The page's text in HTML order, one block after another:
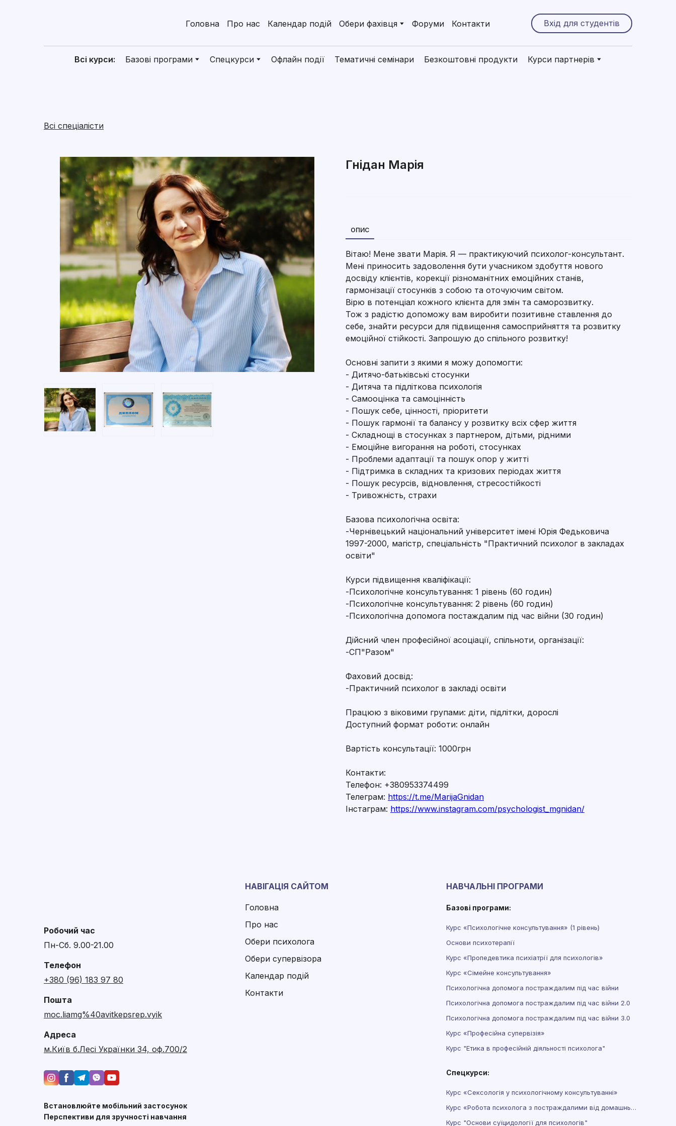
Головна Про нас Календар подій Обери фахівця Форуми Контакти Вхід для студентів
Всі курси: Базові програми Спецкурси Офлайн події Тематичні семінари Безкоштовні продукти Курси партнерів
Всі спеціалісти
Гнідан Марія
ОПИС
Вітаю! Мене звати Марія. Я — практикуючий психолог-консультант.
Мені приносить задоволення бути учасником здобуття нового
досвіду клієнтів, корекції різноманітних емоційних станів,
гармонізації стосунків з собою та оточуючим світом.
Вірю в потенціал кожного клієнта для змін та саморозвитку.
Тож з радістю допоможу вам виробити позитивне ставлення до
себе, знайти ресурси для підвищення самосприйняття та розвитку
емоційної стійкості. Запрошую до спільного розвитку!
Основні запити з якими я можу допомогти:
- Дитячо-батьківські стосунки
- Дитяча та підліткова психологія
- Самооцінка та самоцінність
- Пошук себе, цінності, пріоритети
- Пошук гармонії та балансу у розвитку всіх сфер життя
- Складнощі в стосунках з партнером, дітьми, рідними
- Емоційне вигорання на роботі, стосунках
- Проблеми адаптації та пошук опор у житті
- Підтримка в складних та кризових періодах життя
- Пошук ресурсів, відновлення, стресостійкості
- Тривожність, страхи
Базова психологічна освіта:
-Чернівецький національний університет імені Юрія Федьковича
1997-2000, магістр, спеціальність "Практичний психолог в закладах
освіти"
Курси підвищення кваліфікації:
-Психологічне консультування: 1 рівень (60 годин)
-Психологічне консультування: 2 рівень (60 годин)
-Психологічна допомога постаждалим під час війни (30 годин)
Дійсний член професійної асоціації, спільноти, організації:
-СП"Разом"
Фаховий досвід:
-Практичний психолог в закладі освіти
Працюю з віковими групами: діти, підлітки, дорослі
Доступний формат роботи: онлайн
Вартість консультації: 1000грн
Контакти:
Телефон: +380953374499
Телеграм: https://t.me/MarijaGnidan
Інстаграм: https://www.instagram.com/psychologist_mgnidan/
Робочий час
Пн-Сб. 9.00-21.00
Телефон
+380 (96) 183 97 80
Пошта
moc.liamg%40avitkepsrep.vyik
Адреса
м.Київ б.Лесі Українки 34, оф.700/2
Встановлюйте мобільний застосунок
Перспективи для зручності навчання
НАВІГАЦІЯ САЙТОМ
Головна
Про нас
Обери психолога
Обери супервізора
Календар подій
Контакти
НАВЧАЛЬНІ ПРОГРАМИ
Базові програми:
Курс «Психологічне консультування» (1 рівень)
Основи психотерапії
Курс «Пропедевтика психіатрії для психологів»
Курс «Сімейне консультування»
Психологічна допомога постраждалим під час війни
Психологічна допомога постраждалим під час війни 2.0
Психологічна допомога постраждалим під час війни 3.0
Курс «Професійна супервізія»
Курс "Етика в професійній діяльності психолога"
Спецкурси:
Курс «Сексологія у психологічному консультуванні»
Курс «Робота психолога з постраждалими від домашнього насильства»
Курс "Основи суїцидології для психологів"